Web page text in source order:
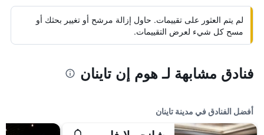
لم يتم العثور على تقييمات. حاول إزالة مرشح أو تغيير بحثك أو
مسح كل شيء لعرض التقييمات.
فنادق مشابهة لـ هوم إن تاينان
أفضل الفنادق في مدينة تاينان